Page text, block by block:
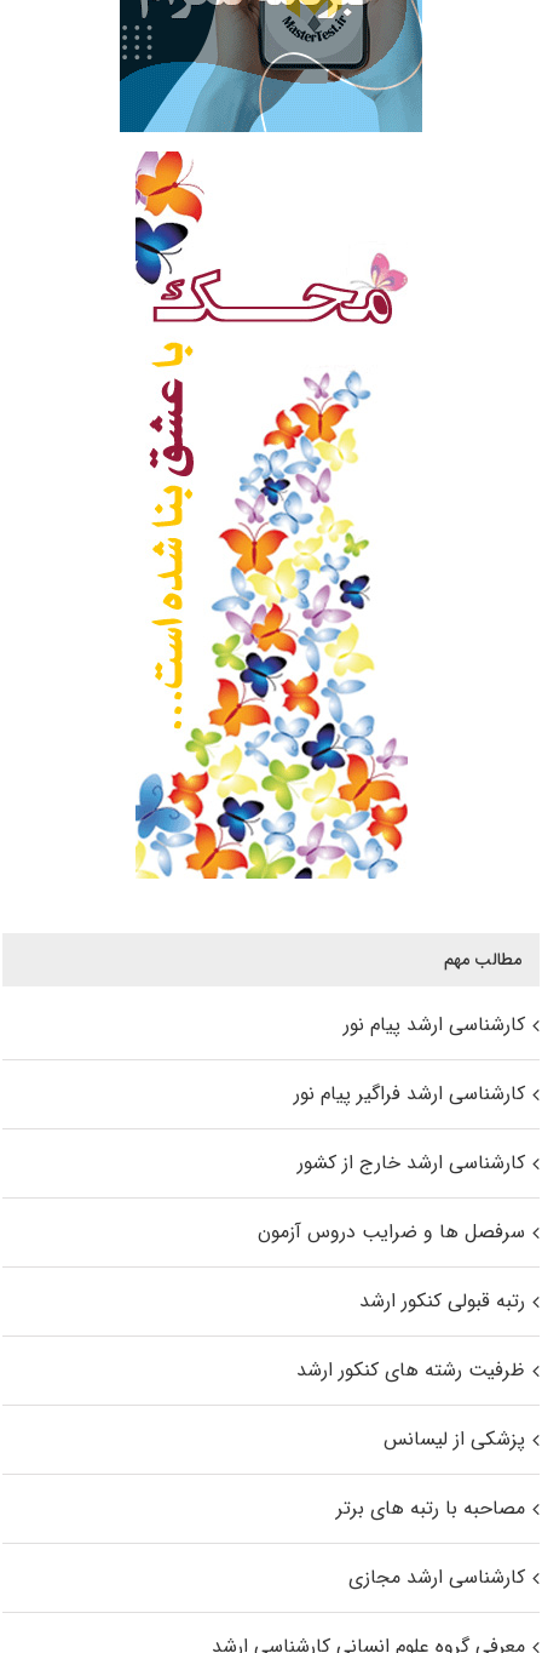
مطالب مهم
کارشناسی ارشد پیام نور
کارشناسی ارشد فراگیر پیام نور
کارشناسی ارشد خارج از کشور
سرفصل ها و ضرایب دروس آزمون
رتبه قبولی کنکور ارشد
ظرفیت رشته های کنکور ارشد
پزشکی از لیسانس
مصاحبه با رتبه های برتر
کارشناسی ارشد مجازی
معرفی گروه علوم انسانی کارشناسی ارشد